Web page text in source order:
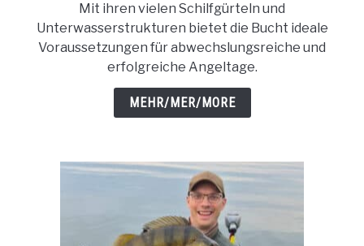
im
Rafshagen
in
Kalmar
(auf
Mit ihren vielen Schilfgürteln und
Unterwasserstrukturen bietet die Bucht ideale
Voraussetzungen für abwechslungsreiche und
erfolgreiche Angeltage.
MEHR/MER/MORE